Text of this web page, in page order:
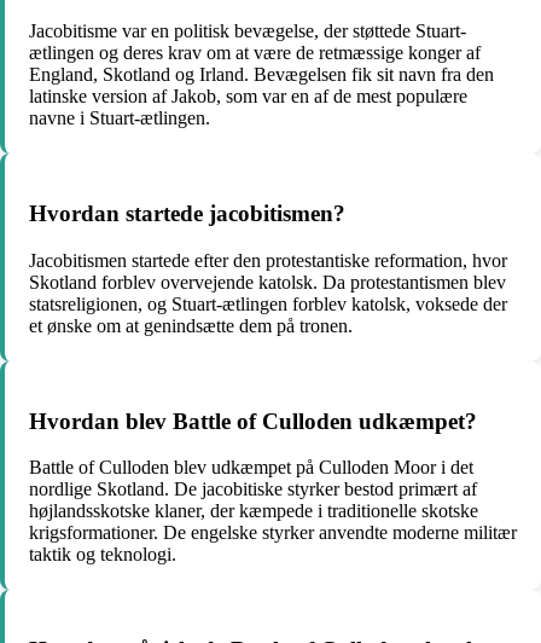
Jacobitisme var en politisk bevægelse, der støttede Stuart-
ætlingen og deres krav om at være de retmæssige konger af
England, Skotland og Irland. Bevægelsen fik sit navn fra den
latinske version af Jakob, som var en af de mest populære
navne i Stuart-ætlingen.
Hvordan startede jacobitismen?
Jacobitismen startede efter den protestantiske reformation, hvor
Skotland forblev overvejende katolsk. Da protestantismen blev
statsreligionen, og Stuart-ætlingen forblev katolsk, voksede der
et ønske om at genindsætte dem på tronen.
Hvordan blev Battle of Culloden udkæmpet?
Battle of Culloden blev udkæmpet på Culloden Moor i det
nordlige Skotland. De jacobitiske styrker bestod primært af
højlandsskotske klaner, der kæmpede i traditionelle skotske
krigsformationer. De engelske styrker anvendte moderne militær
taktik og teknologi.